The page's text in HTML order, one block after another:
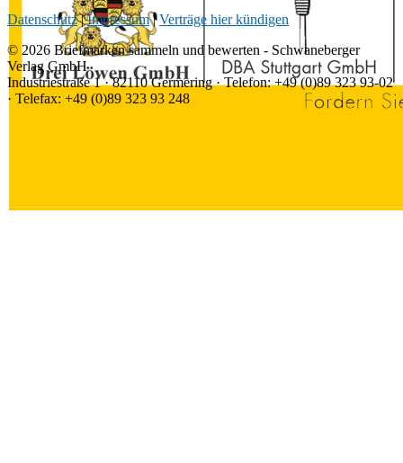
Datenschutz|Impressum|Verträge hier kündigen
© 2026 Briefmarken sammeln und bewerten - Schwaneberger
Verlag GmbH
Industriestraße 1 · 82110 Germering · Telefon: +49 (0)89 323 93-02
· Telefax: +49 (0)89 323 93 248